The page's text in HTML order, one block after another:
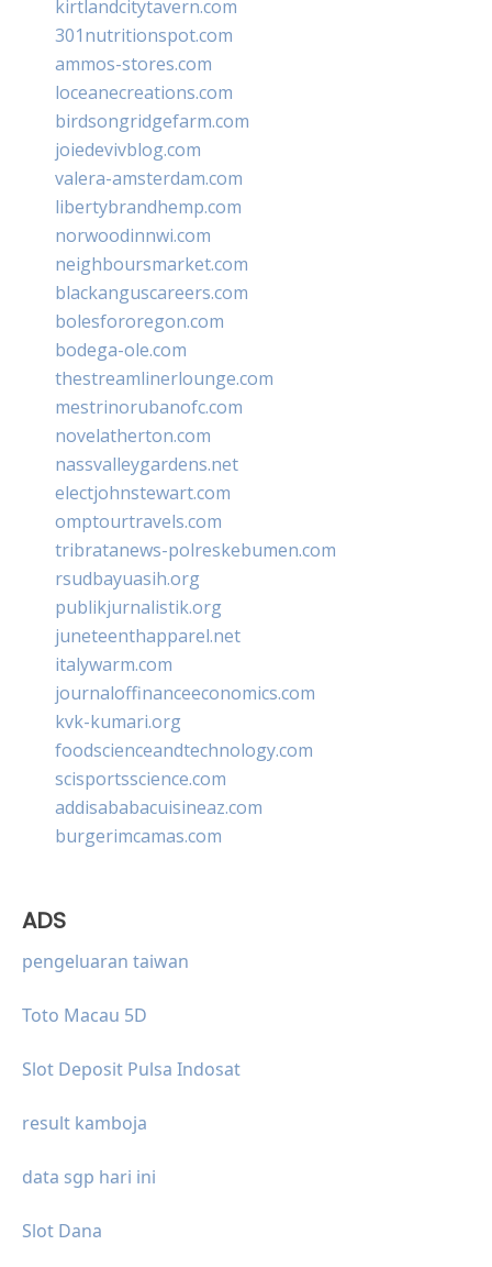
kirtlandcitytavern.com
301nutritionspot.com
ammos-stores.com
loceanecreations.com
birdsongridgefarm.com
joiedevivblog.com
valera-amsterdam.com
libertybrandhemp.com
norwoodinnwi.com
neighboursmarket.com
blackanguscareers.com
bolesfororegon.com
bodega-ole.com
thestreamlinerlounge.com
mestrinorubanofc.com
novelatherton.com
nassvalleygardens.net
electjohnstewart.com
omptourtravels.com
tribratanews-polreskebumen.com
rsudbayuasih.org
publikjurnalistik.org
juneteenthapparel.net
italywarm.com
journaloffinanceeconomics.com
kvk-kumari.org
foodscienceandtechnology.com
scisportsscience.com
addisababacuisineaz.com
burgerimcamas.com
ADS
pengeluaran taiwan
Toto Macau 5D
Slot Deposit Pulsa Indosat
result kamboja
data sgp hari ini
Slot Dana